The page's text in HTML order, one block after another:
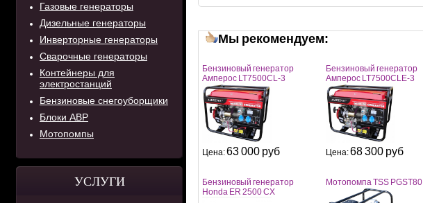
Газовые генераторы
Дизельные генераторы
Инверторные генераторы
Сварочные генераторы
Контейнеры для
электростанций
Бензиновые снегоуборщики
Блоки АВР
Мотопомпы
УСЛУГИ
Мы рекомендуем:
Бензиновый генератор
Амперос LT7500СL-3
Цена:63 000 руб
Бензиновый генератор
Амперос LT7500СLE-3
Цена:68 300 руб
Бензиновый генератор
Honda ER 2500 CX
Мотопомпа TSS PGST80